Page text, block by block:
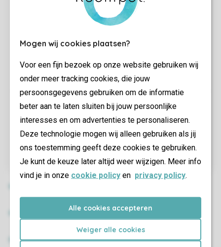
Mogen wij cookies plaatsen?
Voor een fijn bezoek op onze website gebruiken wij
onder meer tracking cookies, die jouw
persoonsgegevens gebruiken om de informatie
beter aan te laten sluiten bij jouw persoonlijke
interesses en om advertenties te personaliseren.
Deze technologie mogen wij alleen gebruiken als jij
ons toestemming geeft deze cookies te gebruiken.
Je kunt de keuze later altijd weer wijzigen. Meer info
vind je in onze cookie policy en privacy policy.
Alle cookies accepteren
Weiger alle cookies